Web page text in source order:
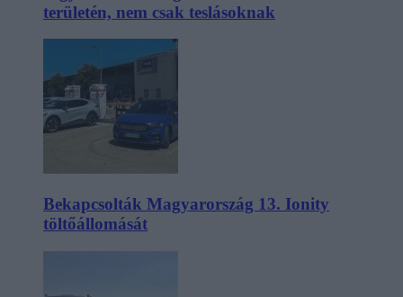
területén, nem csak teslásoknak
Bekapcsolták Magyarország 13. Ionity
töltőállomását